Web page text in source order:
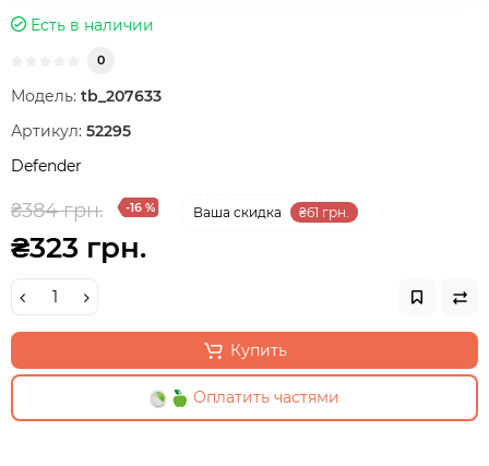
Есть в наличии
0
Модель: tb_207633
Артикул: 52295
Defender
₴384 грн. -16 % Ваша cкидка ₴61 грн.
₴323 грн.
Купить
Оплатить частями